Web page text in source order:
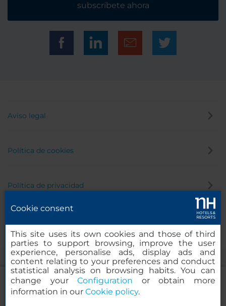
subscríbete ahora
Aviso legal
Política de cookies
Política de privacidad
Cookie consent
This site uses its own cookies and those of third
parties to support browsing, improve the user
experience, personalise ads, display ads and
content relating to your preferences and conduct
statistical analysis on browsing habits. You can
change yourConfiguration or obtain more
information in our Cookie policy.